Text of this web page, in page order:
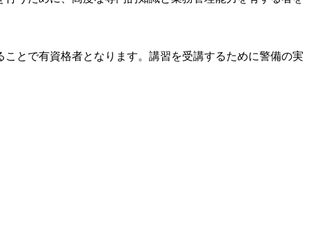
とで有資格者となります。講習を受講するために警備の実